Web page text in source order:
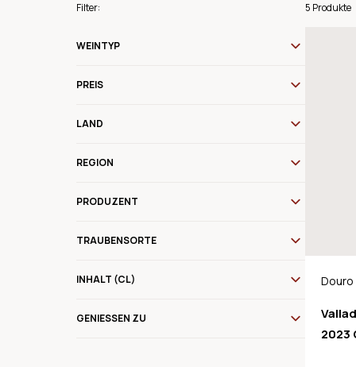
Filter:
WEINTYP
PREIS
LAND
REGION
PRODUZENT
TRAUBENSORTE
INHALT (CL)
GENIESSEN ZU
5 Produkte
Douro
2023